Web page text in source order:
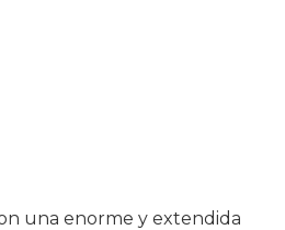
una enorme y extendida